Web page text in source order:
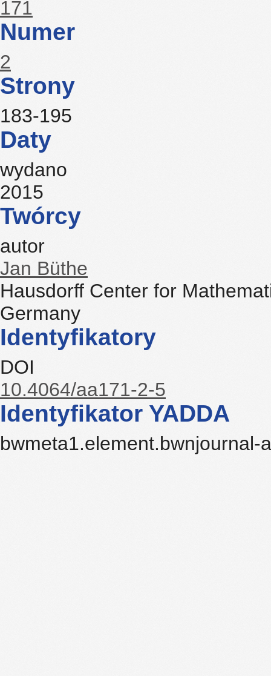
171
Numer
2
Strony
183-195
Daty
wydano
2015
Twórcy
autor
Jan Büthe
Hausdorff Center for
Germany
Identyfikatory
DOI
10.4064/aa171-2-5
Identyfikator YADDA